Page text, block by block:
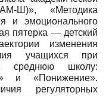
Ш)», «Методика
и эмоционального
пятерка — детский
изменения
учащихся при
школу:
и «Понижение».
регуляторных